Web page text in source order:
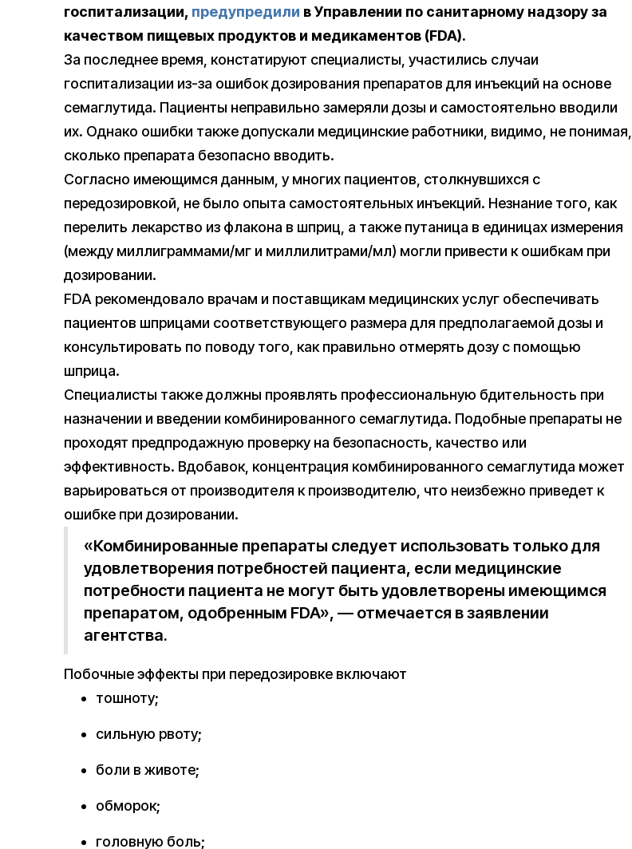
госпитализации, предупредили в Управлении по санитарному надзору за
качеством пищевых продуктов и медикаментов (FDA).
За последнее время, констатируют специалисты, участились случаи
госпитализации из-за ошибок дозирования препаратов для инъекций на основе
семаглутида. Пациенты неправильно замеряли дозы и самостоятельно вводили
их. Однако ошибки также допускали медицинские работники, видимо, не понимая,
сколько препарата безопасно вводить.
Согласно имеющимся данным, у многих пациентов, столкнувшихся с
передозировкой, не было опыта самостоятельных инъекций. Незнание того, как
перелить лекарство из флакона в шприц, а также путаница в единицах измерения
(между миллиграммами/мг и миллилитрами/мл) могли привести к ошибкам при
дозировании.
FDA рекомендовало врачам и поставщикам медицинских услуг обеспечивать
пациентов шприцами соответствующего размера для предполагаемой дозы и
консультировать по поводу того, как правильно отмерять дозу с помощью
шприца.
Специалисты также должны проявлять профессиональную бдительность при
назначении и введении комбинированного семаглутида. Подобные препараты не
проходят предпродажную проверку на безопасность, качество или
эффективность. Вдобавок, концентрация комбинированного семаглутида может
варьироваться от производителя к производителю, что неизбежно приведет к
ошибке при дозировании.
«Комбинированные препараты следует использовать только для
удовлетворения потребностей пациента, если медицинские
потребности пациента не могут быть удовлетворены имеющимся
препаратом, одобренным FDA», — отмечается в заявлении
агентства.
Побочные эффекты при передозировке включают
тошноту;
сильную рвоту;
боли в животе;
обморок;
головную боль;